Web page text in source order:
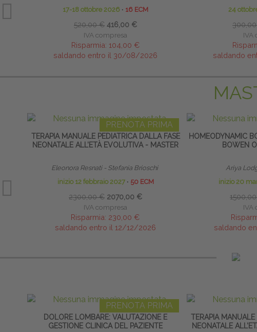
17-18 ottobre 2026 ∙ 16 ECM
520,00 € 416,00 €
IVA compresa
Risparmia: 104,00 €
saldando entro il 30/08/2026
24
IVA
saldando
PRENOTA PRIMA
TERAPIA MANUALE PEDIATRICA DALLA FASE
NEONATALE ALL’ETÀ EVOLUTIVA - MASTER
Eleonora Resnati - Stefania Brioschi
inizio 12 febbraio 2027 ∙ 50 ECM
2300,00 € 2070,00 €
IVA compresa
Risparmia: 230,00 €
saldando entro il 12/12/2026
HOMEODYNAMIC
BOWEN
Ariya
inizio 20
IVA
saldando
PRENOTA PRIMA
DOLORE LOMBARE: VALUTAZIONE E
GESTIONE CLINICA DEL PAZIENTE
TERAPIA MANUALE
NEONATALE